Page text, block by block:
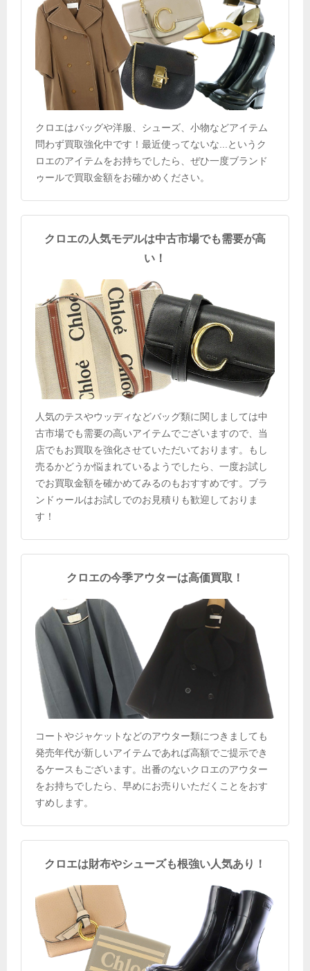
クロエはバッグや洋服、シューズ、小物などアイテム
問わず買取強化中です！最近使ってないな...というク
ロエのアイテムをお持ちでしたら、ぜひ一度ブランド
ゥールで買取金額をお確かめください。
クロエの人気モデルは中古市場でも需要が高
い！
人気のテスやウッディなどバッグ類に関しましては中
古市場でも需要の高いアイテムでございますので、当
店でもお買取を強化させていただいております。もし
売るかどうか悩まれているようでしたら、一度お試し
でお買取金額を確かめてみるのもおすすめです。ブラ
ンドゥールはお試しでのお見積りも歓迎しておりま
す！
クロエの今季アウターは高価買取！
コートやジャケットなどのアウター類につきましても
発売年代が新しいアイテムであれば高額でご提示でき
るケースもございます。出番のないクロエのアウター
をお持ちでしたら、早めにお売りいただくことをおす
すめします。
クロエは財布やシューズも根強い人気あり！